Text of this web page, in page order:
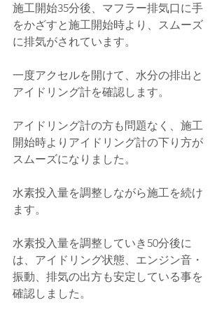
施工開始35分後、マフラー排気口に手
をかざすと施工開始時より、スムーズ
に排気がされています。
一度アクセルを開けて、水分の排出と
アイドリング計を確認します。
アイドリング計の方も問題なく、施工
開始時よりアイドリング計の下り方が
スムーズになりました。
水素投入量を調整しながら施工を続け
ます。
水素投入量を調整していき50分後に
は、アイドリング状態、エンジン音・
振動、排気の出方も安定している事を
確認しました。